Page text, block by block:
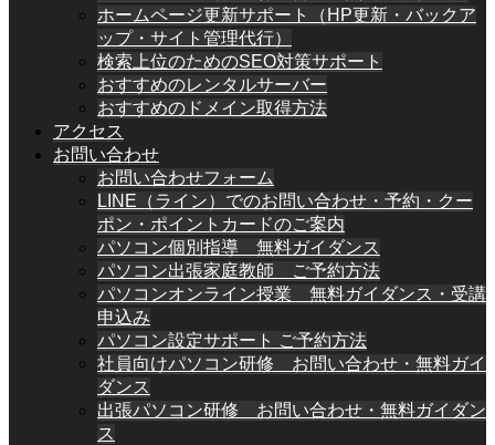
ホームページ更新サポート（HP更新・バックア
ップ・サイト管理代行）
検索上位のためのSEO対策サポート
おすすめのレンタルサーバー
おすすめのドメイン取得方法
アクセス
お問い合わせ
お問い合わせフォーム
LINE（ライン）でのお問い合わせ・予約・クー
ポン・ポイントカードのご案内
パソコン個別指導 無料ガイダンス
パソコン出張家庭教師 ご予約方法
パソコンオンライン授業 無料ガイダンス・受講
申込み
パソコン設定サポート ご予約方法
社員向けパソコン研修 お問い合わせ・無料ガイ
ダンス
出張パソコン研修 お問い合わせ・無料ガイダン
ス